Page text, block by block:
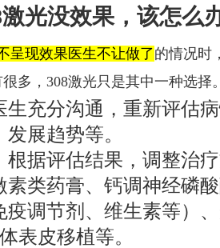
光没效果，该怎么
呈现效果医生不让做了的情况时
多，308激光只是其中一种选择
生充分沟通，重新评估
展趋势等。
根据评估结果，调整治
类药膏、钙调神经磷酸
疫调节剂、维生素等）
表皮移植等。